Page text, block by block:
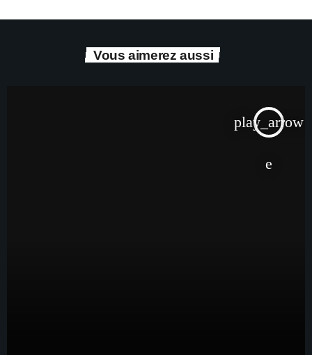
Vous aimerez aussi
play_arrow